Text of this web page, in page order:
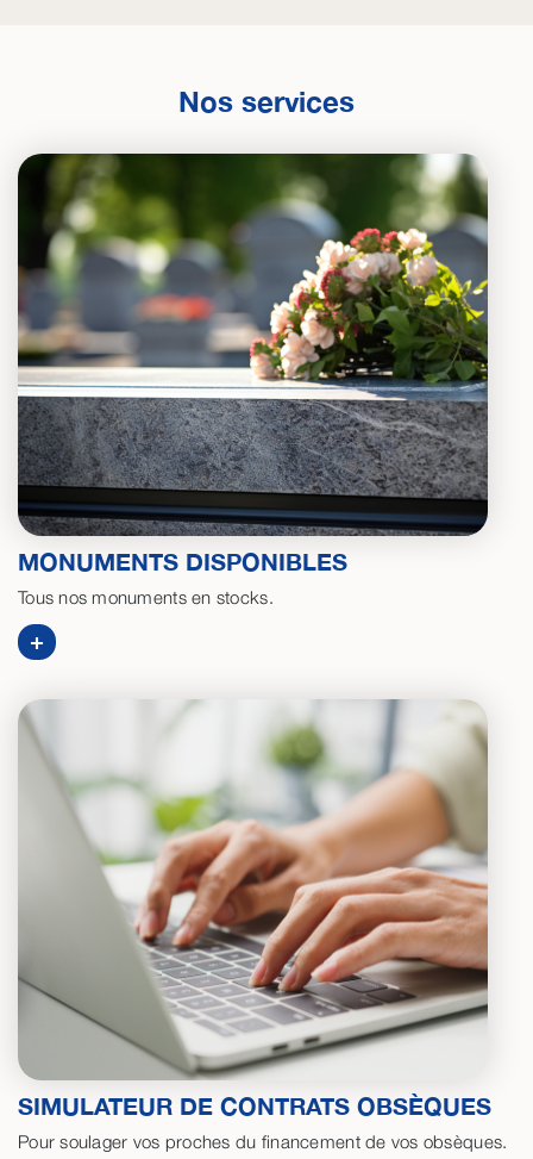
Nos services
MONUMENTS DISPONIBLES
Tous nos monuments en stocks.
+
SIMULATEUR DE CONTRATS OBSÈQUES
Pour soulager vos proches du financement de vos obsèques.